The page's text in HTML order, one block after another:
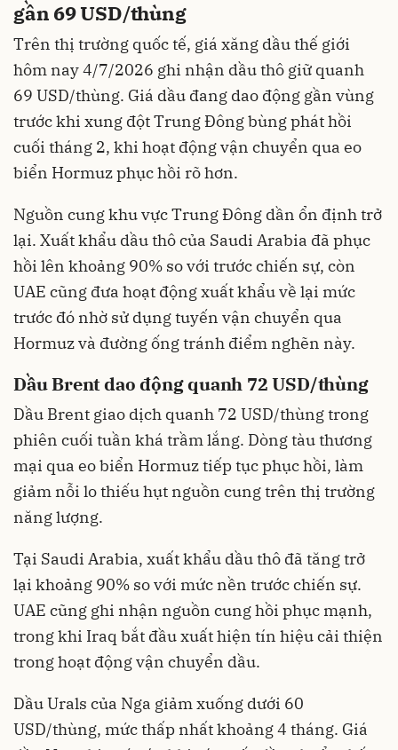
gần 69 USD/thùng
Trên thị trường quốc tế, giá xăng dầu thế giới
hôm nay 4/7/2026 ghi nhận dầu thô giữ quanh
69 USD/thùng. Giá dầu đang dao động gần vùng
trước khi xung đột Trung Đông bùng phát hồi
cuối tháng 2, khi hoạt động vận chuyển qua eo
biển Hormuz phục hồi rõ hơn.
Nguồn cung khu vực Trung Đông dần ổn định trở
lại. Xuất khẩu dầu thô của Saudi Arabia đã phục
hồi lên khoảng 90% so với trước chiến sự, còn
UAE cũng đưa hoạt động xuất khẩu về lại mức
trước đó nhờ sử dụng tuyến vận chuyển qua
Hormuz và đường ống tránh điểm nghẽn này.
Dầu Brent dao động quanh 72 USD/thùng
Dầu Brent giao dịch quanh 72 USD/thùng trong
phiên cuối tuần khá trầm lắng. Dòng tàu thương
mại qua eo biển Hormuz tiếp tục phục hồi, làm
giảm nỗi lo thiếu hụt nguồn cung trên thị trường
năng lượng.
Tại Saudi Arabia, xuất khẩu dầu thô đã tăng trở
lại khoảng 90% so với mức nền trước chiến sự.
UAE cũng ghi nhận nguồn cung hồi phục mạnh,
trong khi Iraq bắt đầu xuất hiện tín hiệu cải thiện
trong hoạt động vận chuyển dầu.
Dầu Urals của Nga giảm xuống dưới 60
USD/thùng, mức thấp nhất khoảng 4 tháng. Giá